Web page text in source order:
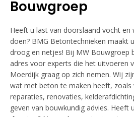
Bouwgroep
Heeft u last van doorslaand vocht en
doen? BMG Betontechnieken maakt
droog en netjes! Bij MW Bouwgroep
adres voor experts die het uitvoeren
Moerdijk graag op zich nemen. Wij
wat met beton te maken heeft, zoals
reparaties, renovaties,
geven van bouwkundig advies. Heeft